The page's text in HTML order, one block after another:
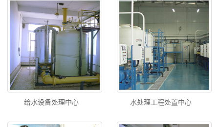
给水设备处理中心 水处理工程处置中心